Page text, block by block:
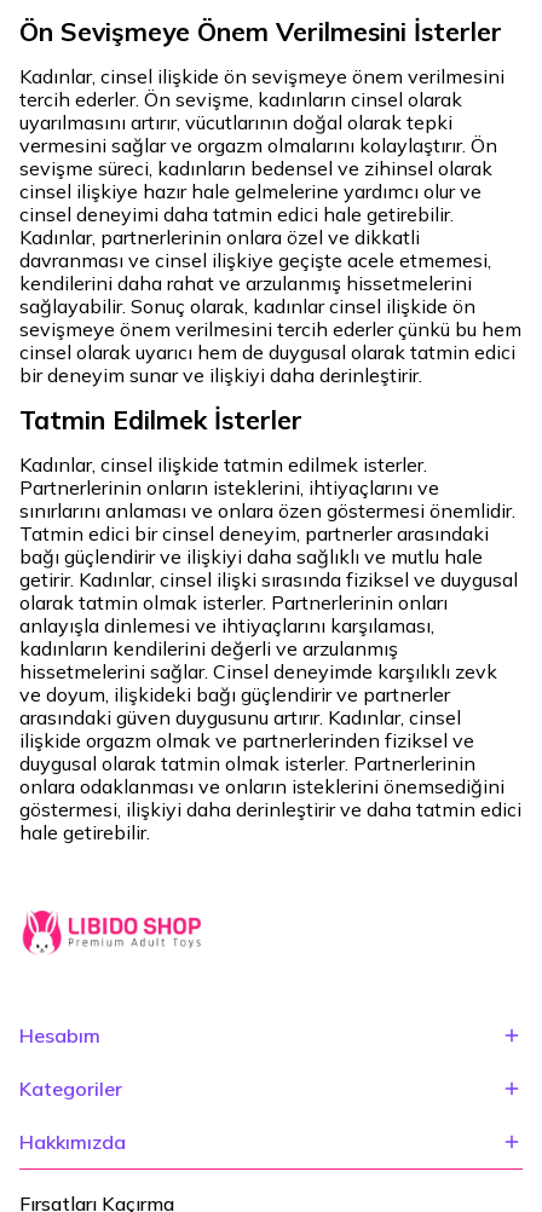
Ön Sevişmeye Önem Verilmesini İsterler
Kadınlar, cinsel ilişkide ön sevişmeye önem verilmesini
tercih ederler. Ön sevişme, kadınların cinsel olarak
uyarılmasını artırır, vücutlarının doğal olarak tepki
vermesini sağlar ve orgazm olmalarını kolaylaştırır. Ön
sevişme süreci, kadınların bedensel ve zihinsel olarak
cinsel ilişkiye hazır hale gelmelerine yardımcı olur ve
cinsel deneyimi daha tatmin edici hale getirebilir.
Kadınlar, partnerlerinin onlara özel ve dikkatli
davranması ve cinsel ilişkiye geçişte acele etmemesi,
kendilerini daha rahat ve arzulanmış hissetmelerini
sağlayabilir. Sonuç olarak, kadınlar cinsel ilişkide ön
sevişmeye önem verilmesini tercih ederler çünkü bu hem
cinsel olarak uyarıcı hem de duygusal olarak tatmin edici
bir deneyim sunar ve ilişkiyi daha derinleştirir.
Tatmin Edilmek İsterler
Kadınlar, cinsel ilişkide tatmin edilmek isterler.
Partnerlerinin onların isteklerini, ihtiyaçlarını ve
sınırlarını anlaması ve onlara özen göstermesi önemlidir.
Tatmin edici bir cinsel deneyim, partnerler arasındaki
bağı güçlendirir ve ilişkiyi daha sağlıklı ve mutlu hale
getirir. Kadınlar, cinsel ilişki sırasında fiziksel ve duygusal
olarak tatmin olmak isterler. Partnerlerinin onları
anlayışla dinlemesi ve ihtiyaçlarını karşılaması,
kadınların kendilerini değerli ve arzulanmış
hissetmelerini sağlar. Cinsel deneyimde karşılıklı zevk
ve doyum, ilişkideki bağı güçlendirir ve partnerler
arasındaki güven duygusunu artırır. Kadınlar, cinsel
ilişkide orgazm olmak ve partnerlerinden fiziksel ve
duygusal olarak tatmin olmak isterler. Partnerlerinin
onlara odaklanması ve onların isteklerini önemsediğini
göstermesi, ilişkiyi daha derinleştirir ve daha tatmin edici
hale getirebilir.
Hesabım
Kategoriler
Hakkımızda
Fırsatları Kaçırma